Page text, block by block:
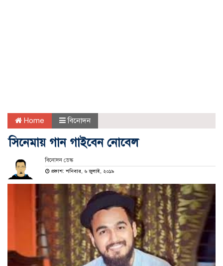
Home বিনোদন
সিনেমায় গান গাইবেন নোবেল
বিনোদন ডেস্ক
প্রকাশ: শনিবার, ৬ জুলাই, ২০১৯